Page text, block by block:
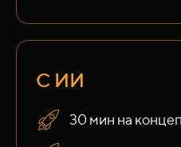
С ИИ
30 мин на